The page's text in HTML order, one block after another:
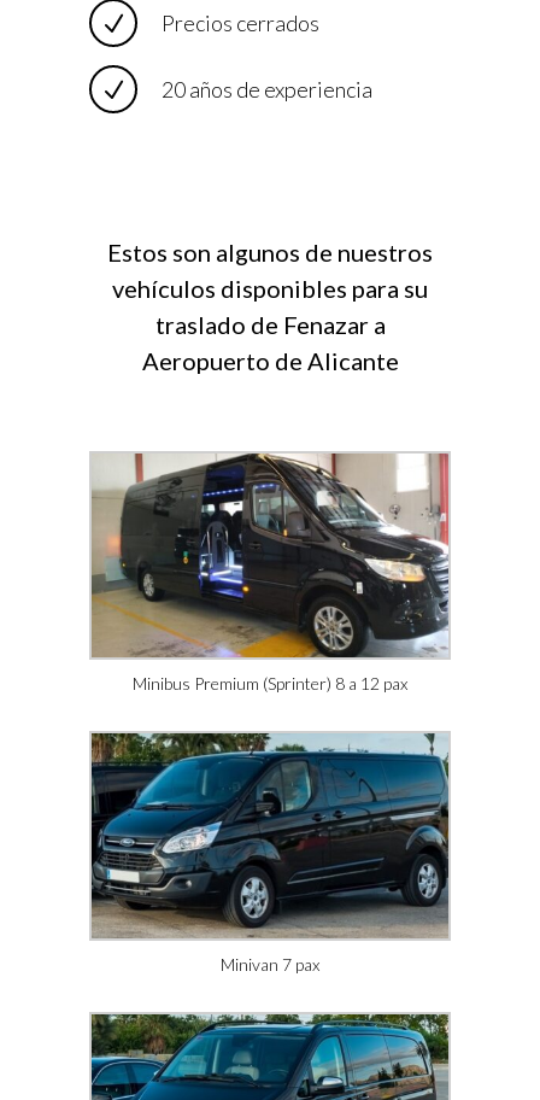
Precios cerrados
20 años de experiencia
Estos son algunos de nuestros
vehículos disponibles para su
traslado de Fenazar a
Aeropuerto de Alicante
Minibus Premium (Sprinter) 8 a 12 pax
Minivan 7 pax